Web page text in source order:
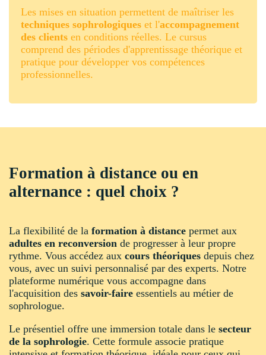
Les mises en situation permettent de maîtriser les
techniques sophrologiques et l'accompagnement
des clients en conditions réelles. Le cursus
comprend des périodes d'apprentissage théorique et
pratique pour développer vos compétences
professionnelles.
Formation à distance ou en
alternance : quel choix ?
La flexibilité de la formation à distance permet aux
adultes en reconversion de progresser à leur propre
rythme. Vous accédez aux cours théoriques depuis chez
vous, avec un suivi personnalisé par des experts. Notre
plateforme numérique vous accompagne dans
l'acquisition des savoir-faire essentiels au métier de
sophrologue.
Le présentiel offre une immersion totale dans le secteur
de la sophrologie. Cette formule associe pratique